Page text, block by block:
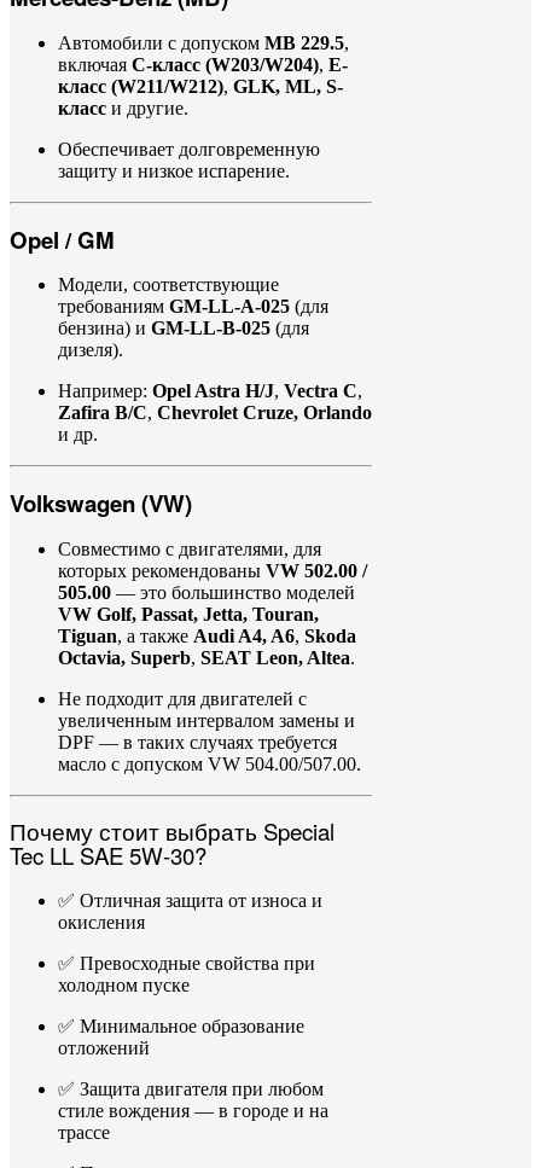
Автомобили с допуском MB 229.5,
включая C-класс (W203/W204), E-
класс (W211/W212), GLK, ML, S-
класс и другие.
Обеспечивает долговременную
защиту и низкое испарение.
Opel /GM
Модели, соответствующие
требованиям GM-LL-A-025 (для
бензина) и GM-LL-B-025 (для
дизеля).
Например: Opel Astra H/J, Vectra C,
Zafira B/C, Chevrolet Cruze, Orlando
и др.
Volkswagen (VW)
Совместимо с двигателями, для
которых рекомендованы VW 502.00 /
505.00 — это большинство моделей
VW Golf, Passat, Jetta, Touran,
Tiguan, а также Audi A4, A6, Skoda
Octavia, Superb, SEAT Leon, Altea.
Не подходит для двигателей с
увеличенным интервалом замены и
DPF — в таких случаях требуется
масло с допуском VW 504.00/507.00.
Почемустоит выбрать Special
Tec LL SAE5W-30?
✅ Отличная защита от износа и
окисления
✅ Превосходные свойства при
холодном пуске
✅ Минимальное образование
отложений
✅ Защита двигателя при любом
стиле вождения — в городе и на
трассе